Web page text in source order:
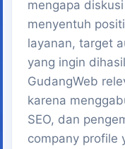
mengapa
menyentuh
layanan, target
yang ingin
GudangWeb
karena
SEO, dan
company profile